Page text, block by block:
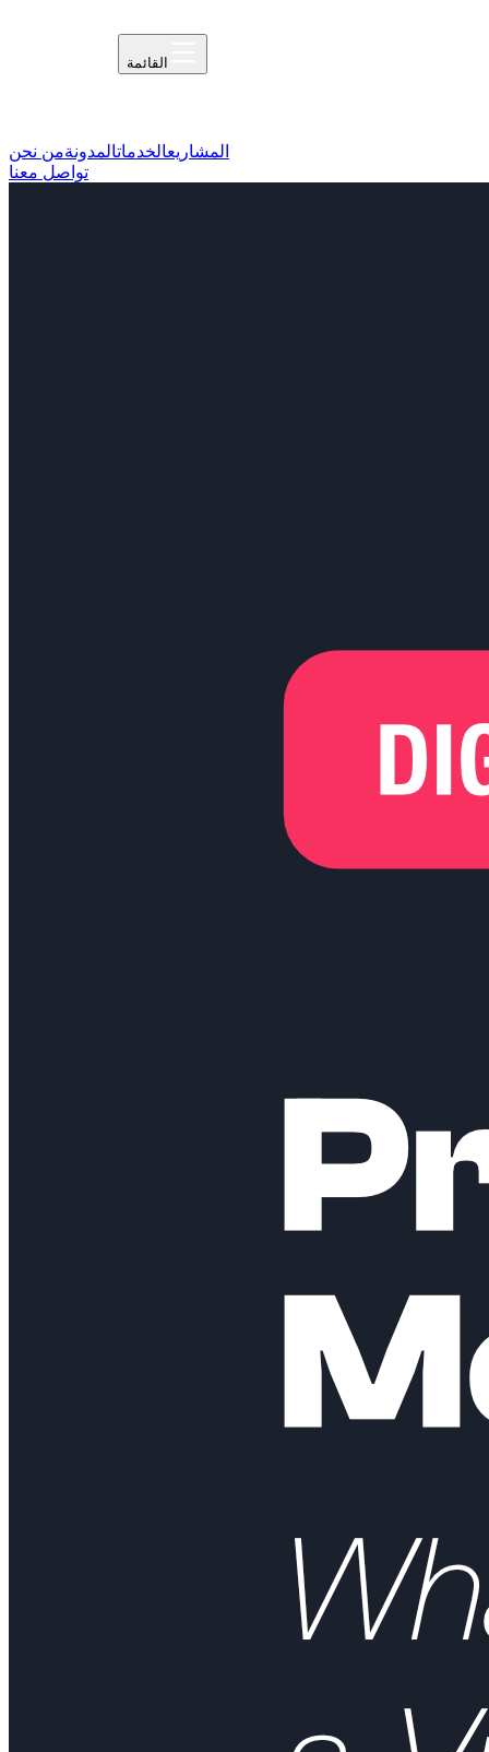
القائمة
المشاريعالخدماتالمدونةمن نحن
تواصل معنا